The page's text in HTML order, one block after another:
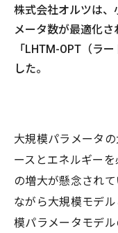
株式会社オルツは、
メータ数が最適化
「LHTM-OPT（ラ
した。
大規模パラメータ
ースとエネルギー
の増大が懸念され
ながら大規模モデ
模パラメータモデ